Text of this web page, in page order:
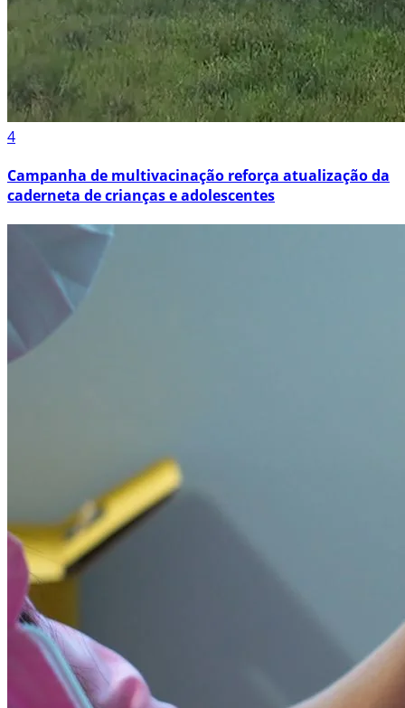
4
Campanha de multivacinação reforça atualização da
caderneta de crianças e adolescentes